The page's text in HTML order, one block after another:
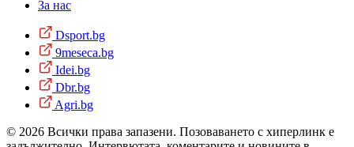
За нас
Dsport.bg
9meseca.bg
Idei.bg
Dbr.bg
Agri.bg
© 2026 Всички права запазени. Позоваването с хиперлинк е